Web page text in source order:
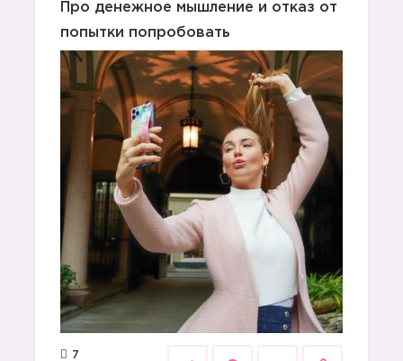
Про денежное мышление и отказ от
попытки попробовать
7